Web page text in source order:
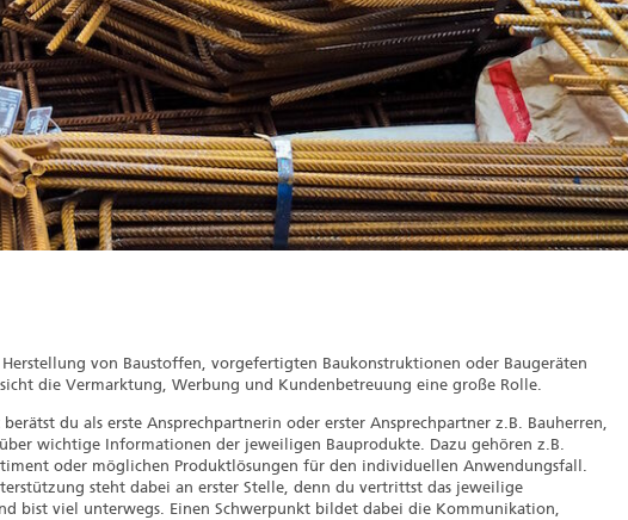
von Baustoffen, vorgefertigten Baukonstruktionen oder Baugeräten
die Vermarktung, Werbung und Kundenbetreuung eine große Rolle.
du als erste Ansprechpartnerin oder erster Ansprechpartner z.B. Bauherren,
wichtige Informationen der jeweiligen Bauprodukte. Dazu gehören z.B.
oder möglichen Produktlösungen für den individuellen Anwendungsfall.
steht dabei an erster Stelle, denn du vertrittst das jeweilige
bist viel unterwegs. Einen Schwerpunkt bildet dabei die Kommunikation,